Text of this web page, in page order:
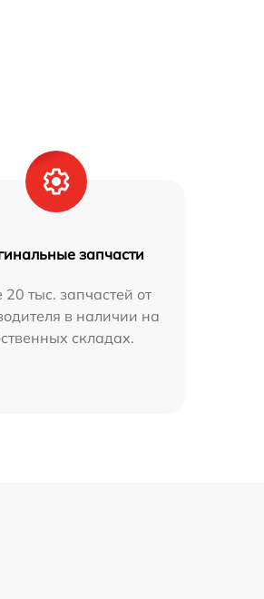
запчасти
20 тыс. запчастей от
в наличии на
складах.